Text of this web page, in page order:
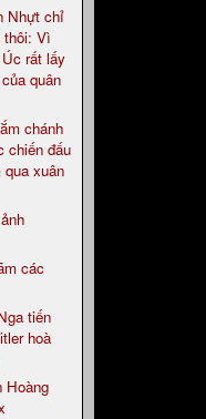
Nhựt chỉ
thôi: Vì
rất lấy
quân
chánh
chiến đấu
xuân
các
tiến
hoà
Hoàng